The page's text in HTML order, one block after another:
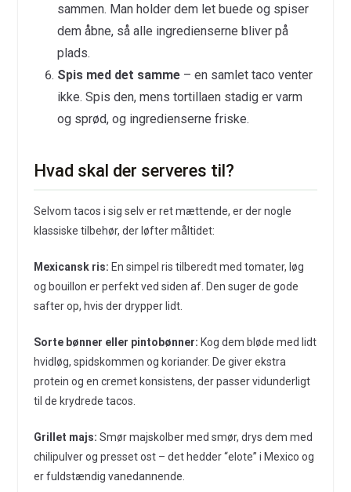
sammen. Man holder dem let buede og spiser
dem åbne, så alle ingredienserne bliver på
plads.
Spis med det samme– en samlet taco venter
ikke. Spis den, mens tortillaen stadig er varm
og sprød, og ingredienserne friske.
Hvad skal der serveres til?
Selvom tacos i sig selv er ret mættende, er der nogle
klassiske tilbehør, der løfter måltidet:
Mexicansk ris: En simpel ris tilberedt med tomater, løg
og bouillon er perfekt ved siden af. Den suger de gode
safter op, hvis der drypper lidt.
Sorte bønner eller pintobønner: Kog dem bløde med lidt
hvidløg, spidskommen og koriander. De giver ekstra
protein og en cremet konsistens, der passer vidunderligt
til de krydrede tacos.
Grillet majs: Smør majskolber med smør, drys dem med
chilipulver og presset ost – det hedder “elote” i Mexico og
er fuldstændig vanedannende.